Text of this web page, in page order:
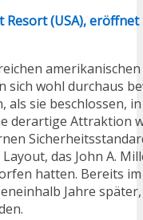
(USA), eröffnet
sich wohl durchaus
sie beschlossen,
derartige Attraktion
das John A.
hatten. Bereits
Jahre